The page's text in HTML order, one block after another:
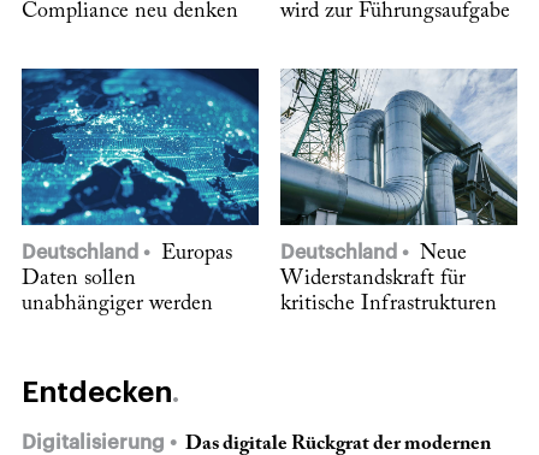
Compliance neu denken
wird zur Führungsaufgabe
Deutschland
Europas
Daten sollen
unabhängiger werden
Deutschland
Neue
Widerstandskraft für
kritische Infrastrukturen
Entdecken
Digitalisierung
Das digitale Rückgrat der modernen